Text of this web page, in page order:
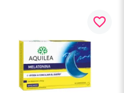
favorite_border